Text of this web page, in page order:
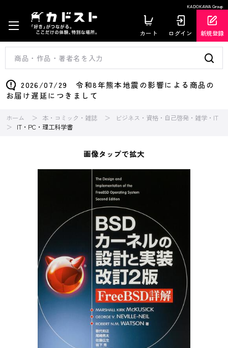
KADOKAWA Group
カート ログイン 新規登録
2026/07/29 令和8年熊本地震の影響による商品の
お届け遅延につきまして
ホーム 本・コミック・雑誌
ビジネス・資格・自己啓発・雑学・IT
IT・PC・理工科学書
画像タップで拡大